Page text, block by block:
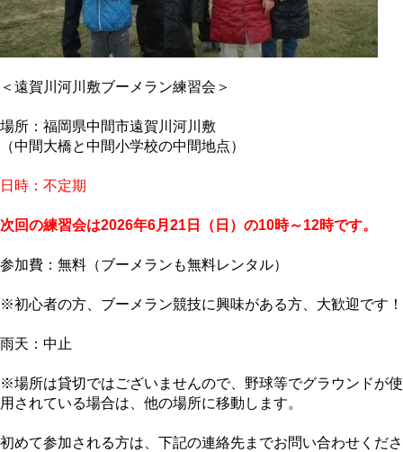
＜遠賀川河川敷ブーメラン練習会＞
場所：福岡県中間市遠賀川河川敷
（中間大橋と中間小学校の中間地点）
日時：不定期
次回の練習会は2026年6月21日（日）の10時～12時です。
参加費：無料（ブーメランも無料レンタル）
※初心者の方、ブーメラン競技に興味がある方、大歓迎です！
雨天：中止
※場所は貸切ではございませんので、野球等でグラウンドが使
用されている場合は、他の場所に移動します。
初めて参加される方は、下記の連絡先までお問い合わせくださ